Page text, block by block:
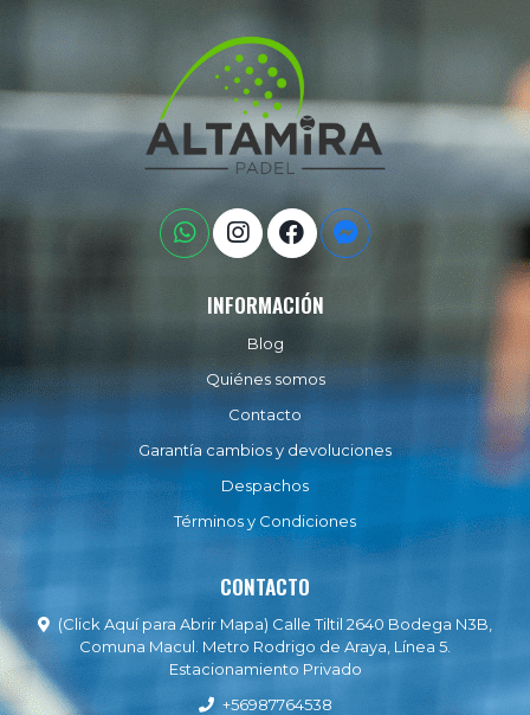
INFORMACIÓN
Blog
Quiénes somos
Contacto
Garantía cambios y devoluciones
Despachos
Términos y Condiciones
CONTACTO
(Click Aquí para Abrir Mapa) Calle Tiltil 2640 Bodega N3B,
Comuna Macul. Metro Rodrigo de Araya, Línea 5.
Estacionamiento Privado
+56987764538